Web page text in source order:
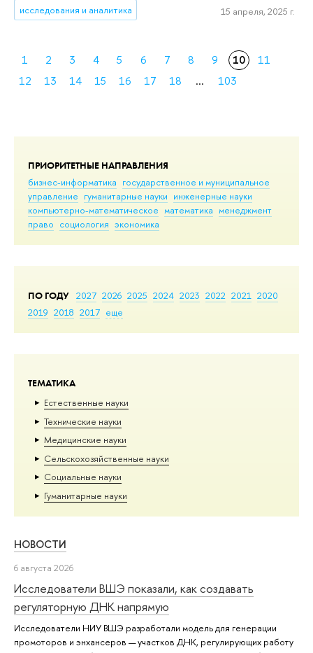
ПРИОРИТЕТНЫЕ НАПРАВЛЕНИЯ
бизнес-информатика государственное и муниципальное
управление гуманитарные науки инженерные науки
компьютерно-математическое математика менеджмент
право социология экономика
ПО ГОДУ 2027 2026 2025 2024 2023 2022 2021 2020
2019 2018 2017 еще
ТЕМАТИКА
Естественные науки
Тех­ничес­кие науки
Медицинские науки
Сельскохозяйственные науки
Социальные науки
Гуманитарные науки
НОВОСТИ
6 августа 2026
Исследователи ВШЭ показали, как создавать
регуляторную ДНК напрямую
Исследователи НИУ ВШЭ разработали модель для генерации
промоторов и энхансеров — участков ДНК, регулирующих работу
исследования и аналитика 15 апреля, 2025 г.
1 2 3 4 5 6 7 8 9 10
11
12
13 14 15 16 17 18 ... 103